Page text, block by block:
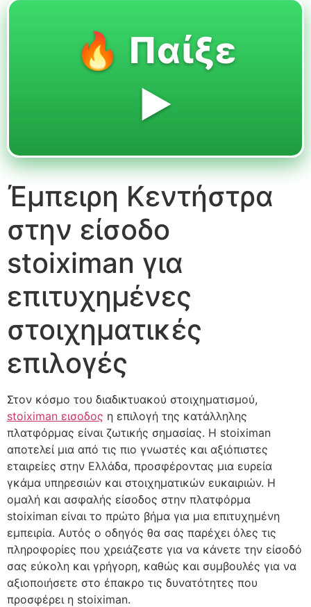
🔥 Παίξε
▶️
Έμπειρη Κεντήστρα
στην είσοδο
stoiximan για
επιτυχημένες
στοιχηματικές
επιλογές
Στον κόσμο του διαδικτυακού στοιχηματισμού,
stoiximan εισοδος η επιλογή της κατάλληλης
πλατφόρμας είναι ζωτικής σημασίας. Η stoiximan
αποτελεί μια από τις πιο γνωστές και αξιόπιστες
εταιρείες στην Ελλάδα, προσφέροντας μια ευρεία
γκάμα υπηρεσιών και στοιχηματικών ευκαιριών. Η
ομαλή και ασφαλής είσοδος στην πλατφόρμα
stoiximan είναι το πρώτο βήμα για μια επιτυχημένη
εμπειρία. Αυτός ο οδηγός θα σας παρέχει όλες τις
πληροφορίες που χρειάζεστε για να κάνετε την είσοδό
σας εύκολη και γρήγορη, καθώς και συμβουλές για να
αξιοποιήσετε στο έπακρο τις δυνατότητες που
προσφέρει η stoiximan.